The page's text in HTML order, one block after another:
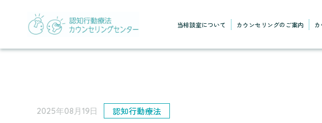
当相談室について カウンセリングのご案内
2025年08月19日 認知行動療法